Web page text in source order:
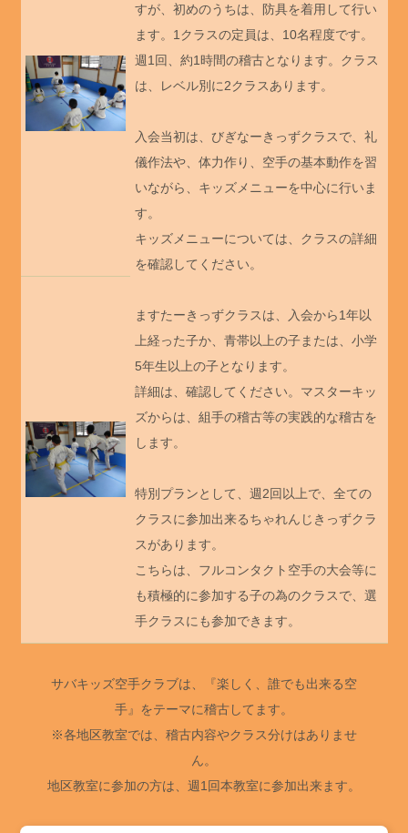
すが、初めのうちは、防具を着用して行い
ます。1クラスの定員は、10名程度です。
週1回、約1時間の稽古となります。クラス
は、レベル別に2クラスあります。
入会当初は、びぎなーきっずクラスで、礼
儀作法や、体力作り、空手の基本動作を習
いながら、キッズメニューを中心に行いま
す。
キッズメニューについては、クラスの詳細
を確認してください。
ますたーきっずクラスは、入会から1年以
上経った子か、青帯以上の子または、小学
5年生以上の子となります。
詳細は、確認してください。マスターキッ
ズからは、組手の稽古等の実践的な稽古を
します。
特別プランとして、週2回以上で、全ての
クラスに参加出来るちゃれんじきっずクラ
スがあります。
こちらは、フルコンタクト空手の大会等に
も積極的に参加する子の為のクラスで、選
手クラスにも参加できます。
サバキッズ空手クラブは、『楽しく、誰でも出来る空
手』をテーマに稽古してます。
※各地区教室では、稽古内容やクラス分けはありませ
ん。
地区教室に参加の方は、週1回本教室に参加出来ます。